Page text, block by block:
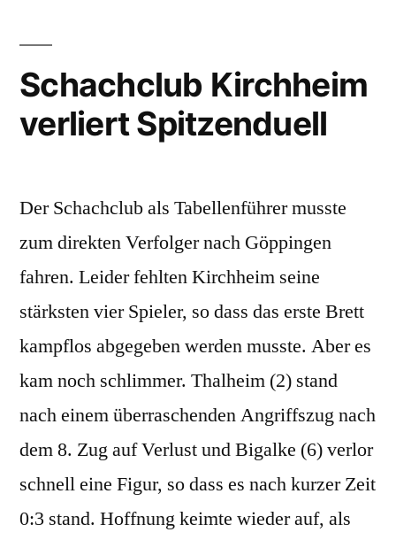
Schachclub Kirchheim
verliert Spitzenduell
Der Schachclub als Tabellenführer musste
zum direkten Verfolger nach Göppingen
fahren. Leider fehlten Kirchheim seine
stärksten vier Spieler, so dass das erste Brett
kampflos abgegeben werden musste. Aber es
kam noch schlimmer. Thalheim (2) stand
nach einem überraschenden Angriffszug nach
dem 8. Zug auf Verlust und Bigalke (6) verlor
schnell eine Figur, so dass es nach kurzer Zeit
0:3 stand. Hoffnung keimte wieder auf, als